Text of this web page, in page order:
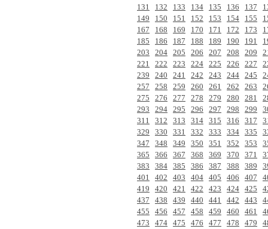
131
132 133 134 135 136 137
149
150 151 152 153 154 155
167
168 169 170 171 172 173
185
186 187 188 189 190 191
203
204 205 206 207 208 209
221
222 223 224 225 226 227
239
240 241 242 243 244 245
257
258 259 260 261 262 263
275
276 277 278 279 280 281
293
294 295 296 297 298 299
311
312 313 314 315 316 317
329
330 331 332 333 334 335
347
348 349 350 351 352 353
365
366 367 368 369 370 371
383
384 385 386 387 388 389
401
402 403 404 405 406 407
419
420 421 422 423 424 425
437
438 439 440 441 442 443
455
456 457 458 459 460 461
473
474 475 476 477 478 479